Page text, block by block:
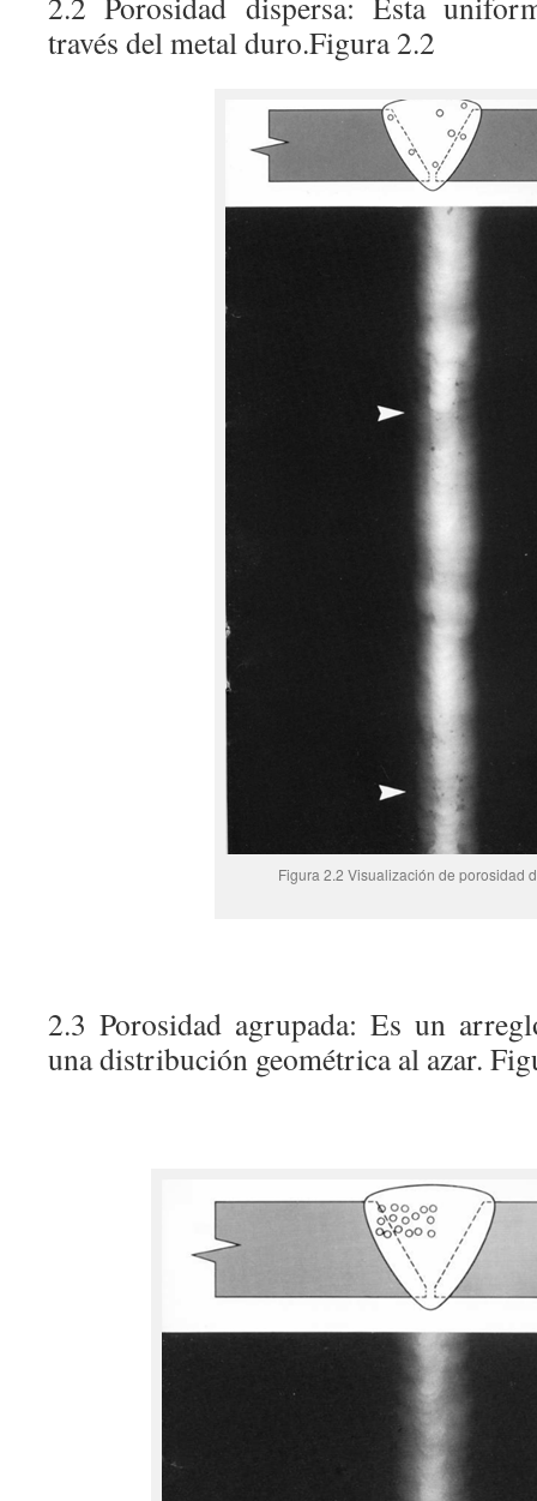
través del metal duro.Figura 2.2
Figura 2.2 Visualización de porosidad
2.3 Porosidad agrupada: Es un
una distribución geométrica al azar.